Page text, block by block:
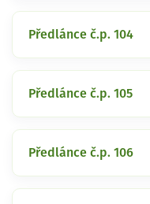
Předlánce č.p. 104
Předlánce č.p. 105
Předlánce č.p. 106